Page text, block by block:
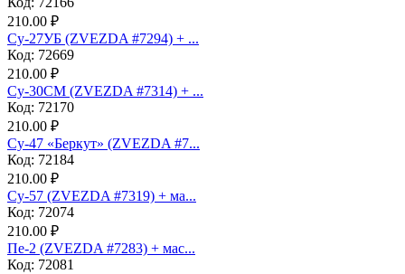
210.00 ₽
Су-27УБ (ZVEZDA #7294) + ...
Код: 72669
210.00 ₽
Су-30СМ (ZVEZDA #7314) + ...
Код: 72170
210.00 ₽
Су-47 «Беркут» (ZVEZDA #7...
Код: 72184
210.00 ₽
Су-57 (ZVEZDA #7319) + ма...
Код: 72074
210.00 ₽
Пе-2 (ZVEZDA #7283) + мас...
Код: 72081